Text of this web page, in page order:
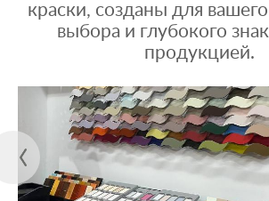
краски, созданы для
выбора и глубокого
продукцией.